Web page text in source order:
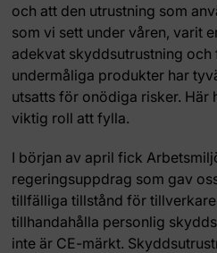
och att den utrustning som
som vi sett under våren, varit
adekvat skyddsutrustning och
undermåliga produkter har
utsatts för onödiga risker. Här
viktig roll att fylla.
I början av april fick
regeringsuppdrag som gav
tillfälliga tillstånd för
tillhandahålla personlig
inte är CE-märkt.